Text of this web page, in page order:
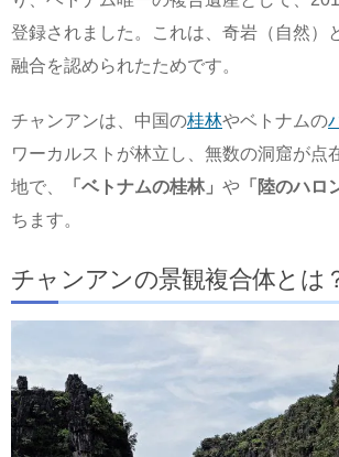
登録されました。これは、奇岩（自然）
融合を認められたためです。
チャンアンは、中国の桂林やベトナムの
ワーカルストが林立し、無数の洞窟が点
地で、
「ベトナムの桂林」 や 「陸のハロ
ちます。
チャンアンの景観複合体とは